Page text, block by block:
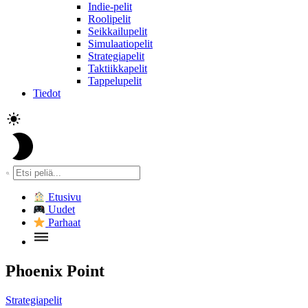
Indie-pelit
Roolipelit
Seikkailupelit
Simulaatiopelit
Strategiapelit
Taktiikkapelit
Tappelupelit
Tiedot
Etusivu
Uudet
Parhaat
Phoenix Point
Strategiapelit